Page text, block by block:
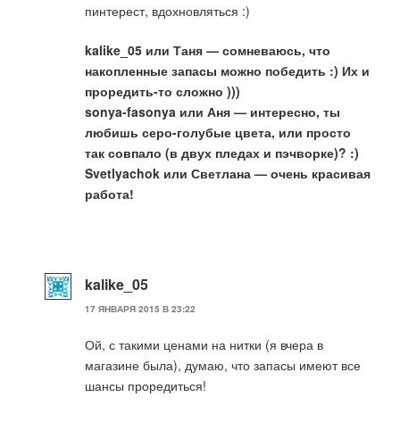
пинтерест, вдохновляться :)
kalike_05 или Таня — сомневаюсь, что
накопленные запасы можно победить :) Их и
проредить-то сложно )))
sonya-fasonya или Аня — интересно, ты
любишь серо-голубые цвета, или просто
так совпало (в двух пледах и пэчворке)? :)
Svetlyachok или Светлана — очень красивая
работа!
kalike_05
17 ЯНВАРЯ 2015 В 23:22
Ой, с такими ценами на нитки (я вчера в
магазине была), думаю, что запасы имеют все
шансы проредиться!